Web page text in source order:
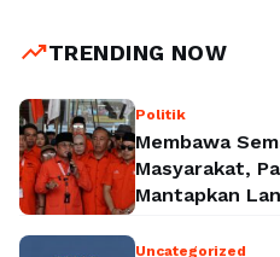
trending_upTRENDING NOW
Politik
Membawa
Masyarakat,
Mantapkan
Uncategorized